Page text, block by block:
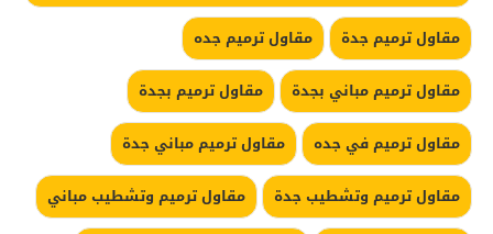
مقاول ترميم جدة
مقاول ترميم جده
مقاول ترميم مباني بجدة
مقاول ترميم بجدة
مقاول ترميم في جده
مقاول ترميم مباني جدة
مقاول ترميم وتشطيب جدة
مقاول ترميم وتشطيب مباني